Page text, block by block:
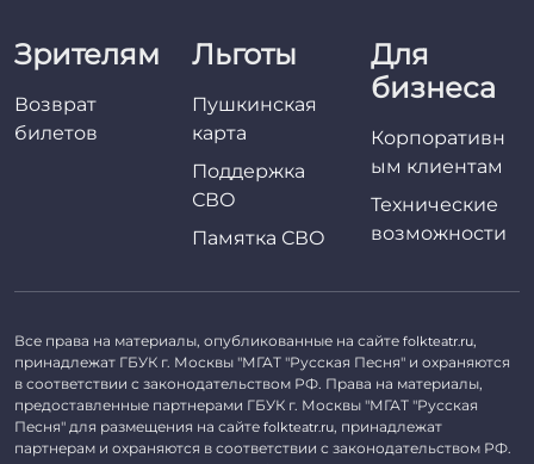
Зрителям
Возврат
билетов
Льготы
Пушкинская
карта
Поддержка
СВО
Памятка СВО
Для
бизнеса
Корпоративн
ым клиентам
Технические
возможности
Все права на материалы, опубликованные на сайте folkteatr.ru,
принадлежат ГБУК г. Москвы "МГАТ "Русская Песня" и охраняются
в соответствии с законодательством РФ. Права на материалы,
предоставленные партнерами ГБУК г. Москвы "МГАТ "Русская
Песня" для размещения на сайте folkteatr.ru, принадлежат
партнерам и охраняются в соответствии с законодательством РФ.